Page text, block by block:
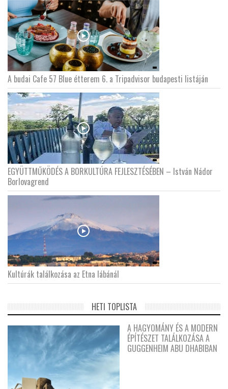
A budai Cafe 57 Blue étterem 6. a Tripadvisor budapesti listáján
EGYÜTTMŰKÖDÉS A BORKULTÚRA FEJLESZTÉSÉBEN – István Nádor
Borlovagrend
Kultúrák találkozása az Etna lábánál
HETI TOPLISTA
A HAGYOMÁNY ÉS A MODERN
ÉPÍTÉSZET TALÁLKOZÁSA A
GUGGENHEIM ABU DHABIBAN